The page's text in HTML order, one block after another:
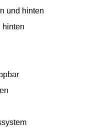
und hinten
hinten